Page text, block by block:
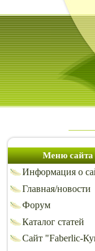
Меню сайта
Информация о
Главная/новости
Форум
Каталог статей
Сайт "Faberlic-